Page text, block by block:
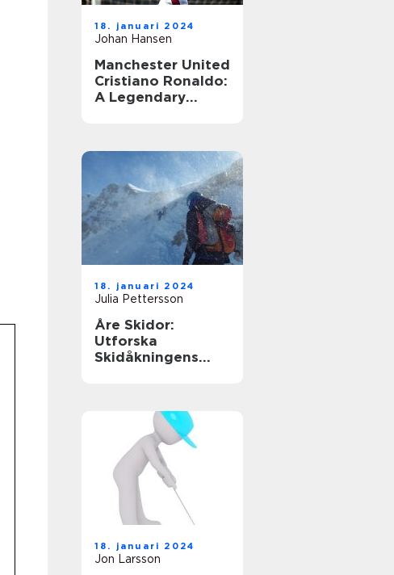
18. januari 2024
Johan Hansen
Manchester United
Cristiano Ronaldo:
A Legendary
18. januari 2024
Julia Pettersson
Åre Skidor:
Utforska
Skidåkningens
18. januari 2024
Jon Larsson